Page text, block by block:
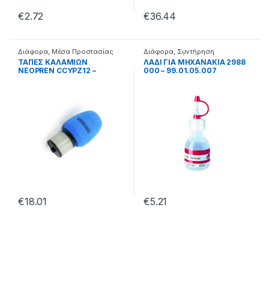
€2.72 €36.44
Διάφορα Μέσα Προστασίας
Καλαμιών
ΤΑΠΕΣ ΚΑΛΑΜΙΩΝ
NEOPREN CCYPZ12 –
€18.01
Διάφορα Συντήρηση
Μηχανισμού
ΛΑΔΙ ΓΙΑ ΜΗΧΑΝΑΚΙΑ 2988
000 – 99.01.05.007
€5.21